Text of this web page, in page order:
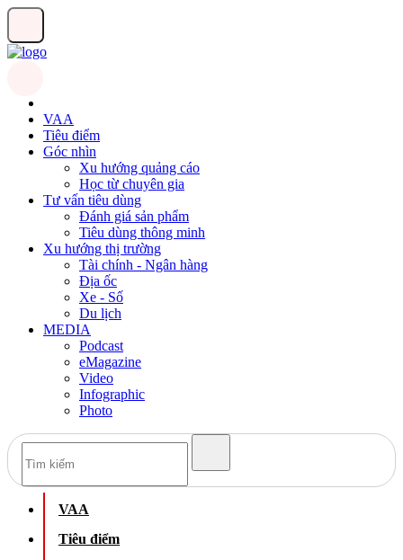
VAA
Tiêu điểm
Góc nhìn
Xu hướng quảng cáo
Học từ chuyên gia
Tư vấn tiêu dùng
Đánh giá sản phẩm
Tiêu dùng thông minh
Xu hướng thị trường
Tài chính - Ngân hàng
Địa ốc
Xe - Số
Du lịch
MEDIA
Podcast
eMagazine
Video
Infographic
Photo
VAA
Tiêu điểm